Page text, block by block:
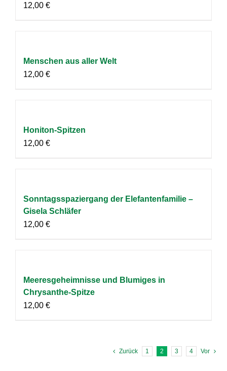
12,00 €
Menschen aus aller Welt
12,00 €
Honiton-Spitzen
12,00 €
Sonntagsspaziergang der Elefantenfamilie –
Gisela Schläfer
12,00 €
Meeresgeheimnisse und Blumiges in
Chrysanthe-Spitze
12,00 €
Zurück 1 2 3 4 Vor